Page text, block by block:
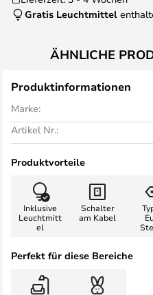
Gratis Leuchtmittel
ÄHNLICHE
Produktinformationen
Marke:
Artikel Nr.:
Produktvorteile
Inklusive
Leuchtmitt
el
Schalter
am Kabel
Perfekt für diese Bereiche